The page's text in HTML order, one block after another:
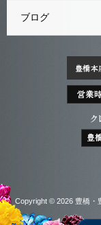
ブログ
Copyright © 2026 豊橋・